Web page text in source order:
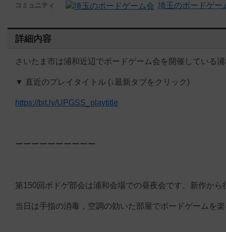
コミュニティ 埼玉のボードゲー
詳細内容
さいたま市は浦和近辺でボードゲーム会を開催している
▼ 直近のプレイタイトル (↓最新タブをクリック)
https://bit.ly/UPGSS_playtitle
ーーーーーーーーーー
第150回ボドゲ部会は浦和会場での昼夜会です。新作か
当日は手指の消毒，空調の効いた部屋でボードゲームを